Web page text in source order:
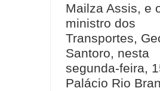
Mailza Assis, e
ministro dos
Transportes,
Santoro, nesta
segunda-feira,
Palácio Rio